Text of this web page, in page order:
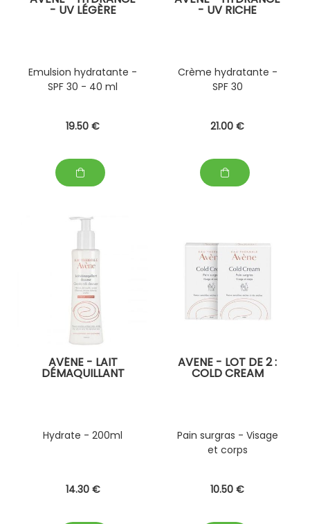
- UV LÉGÈRE
Emulsion hydratante -
SPF 30 - 40 ml
19.50 €
- UV RICHE
Crème hydratante -
SPF 30
21.00 €
AVÉNE - LAIT
DÉMAQUILLANT
Hydrate - 200ml
14.30 €
AVENE - LOT DE 2 :
COLD CREAM
Pain surgras - Visage
et corps
10.50 €